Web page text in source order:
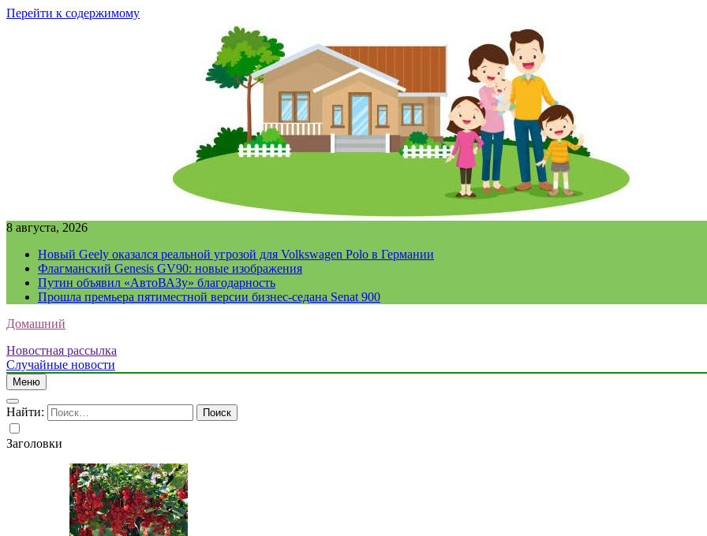
Перейти к содержимому
8 августа, 2026
Новый Geely оказался реальной угрозой для Volkswagen Polo в Германии
Флагманский Genesis GV90: новые изображения
Путин объявил «АвтоВАЗу» благодарность
Прошла премьера пятиместной версии бизнес-седана Senat 900
Домашний
Новостная рассылка
Случайные новости
Меню
Найти:
Заголовки